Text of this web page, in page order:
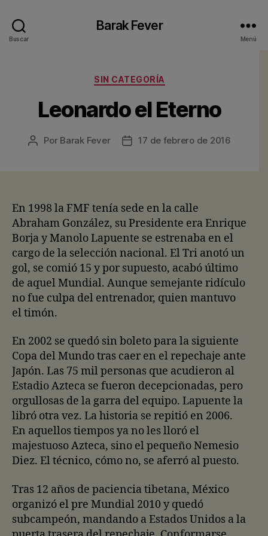
Buscar
Barak Fever
Menú
Categorías
SIN CATEGORÍA
Leonardo el Eterno
Autor
Por Barak Fever
Fecha17 de febrero de 2016
En 1998 la FMF tenía sede en la calle
Abraham González, su Presidente era Enrique
Borja y Manolo Lapuente se estrenaba en el
cargo de la selección nacional. El Tri anotó un
gol, se comió 15 y por supuesto, acabó último
de aquel Mundial. Aunque semejante ridículo
no fue culpa del entrenador, quien mantuvo
el timón.
En 2002 se quedó sin boleto para la siguiente
Copa del Mundo tras caer en el repechaje ante
Japón. Las 75 mil personas que acudieron al
Estadio Azteca se fueron decepcionadas, pero
orgullosas de la garra del equipo. Lapuente la
libró otra vez. La historia se repitió en 2006.
En aquellos tiempos ya no les lloró el
majestuoso Azteca, sino el pequeño Nemesio
Diez. El técnico, cómo no, se aferró al puesto.
Tras 12 años de paciencia tibetana, México
organizó el pre Mundial 2010 y quedó
subcampeón, mandando a Estados Unidos a la